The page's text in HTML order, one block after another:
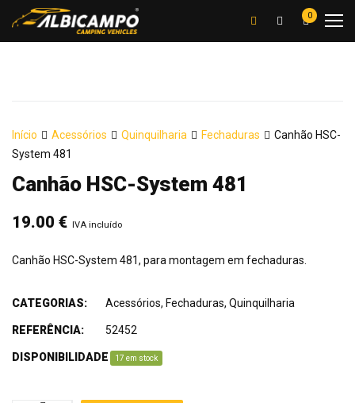
0
Início Acessórios Quinquilharia Fechaduras
Canhão HSC-
System 481
Canhão HSC-System 481
19.00 € IVA incluído
Canhão HSC-System 481, para montagem em fechaduras.
CATEGORIAS: Acessórios, Fechaduras, Quinquilharia
REFERÊNCIA: 52452
DISPONIBILIDADE: 17 em stock